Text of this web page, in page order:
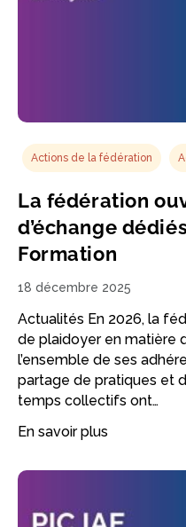
Actions de la fédération
La fédération
d’échange
Formation
18 décembre 2025
Actualités En 2026, la
de plaidoyer en matière
l’ensemble de ses
partage de pratiques et
temps collectifs ont…
En savoir plus